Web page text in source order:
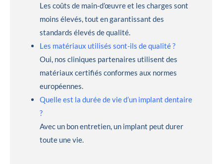
Les coûts de main-d’œuvre et les charges sont
moins élevés, tout en garantissant des
standards élevés de qualité.
Les matériaux utilisés sont-ils de qualité ?
Oui, nos cliniques partenaires utilisent des
matériaux certifiés conformes aux normes
européennes.
Quelle est la durée de vie d’un implant dentaire
?
Avec un bon entretien, un implant peut durer
toute une vie.